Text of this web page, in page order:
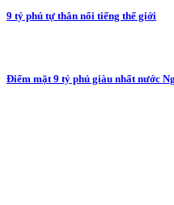
9 tỷ phú tự thân nổi tiếng thế giới
Điểm mặt 9 tỷ phú giàu nhất nước